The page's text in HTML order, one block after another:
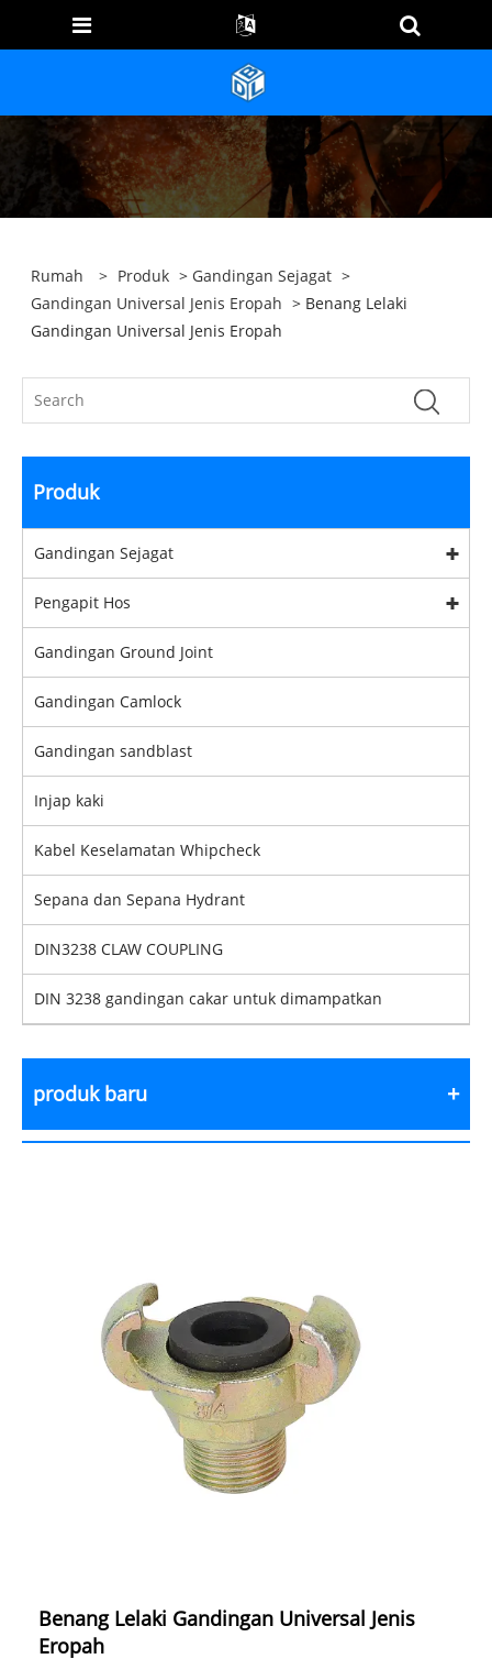
Rumah > Produk > Gandingan Sejagat >
Gandingan Universal Jenis Eropah > Benang Lelaki
Gandingan Universal Jenis Eropah
Produk
Gandingan Sejagat
Pengapit Hos
Gandingan Ground Joint
Gandingan Camlock
Gandingan sandblast
Injap kaki
Kabel Keselamatan Whipcheck
Sepana dan Sepana Hydrant
DIN3238 CLAW COUPLING
DIN 3238 gandingan cakar untuk dimampatkan
produk baru
Benang Lelaki Gandingan Universal Jenis
Eropah